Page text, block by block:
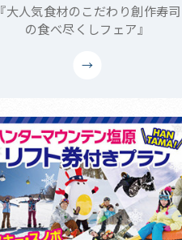
『大人気食材のこだわり創作寿司
の食べ尽くしフェア』